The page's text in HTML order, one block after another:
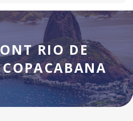
RIO DE